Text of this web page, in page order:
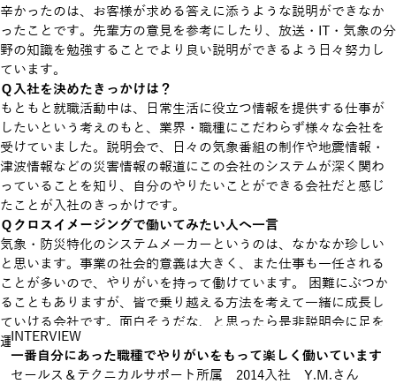
辛かったのは、お客様が求める答えに添うような説明ができなか
ったことです。先輩方の意見を参考にしたり、放送・IT・気象の分
野の知識を勉強することでより良い説明ができるよう日々努力し
ています。
Ｑ入社を決めたきっかけは？
もともと就職活動中は、日常生活に役立つ情報を提供する仕事が
したいという考えのもと、業界・職種にこだわらず様々な会社を
受けていました。説明会で、日々の気象番組の制作や地震情報・
津波情報などの災害情報の報道にこの会社のシステムが深く関わ
っていることを知り、自分のやりたいことができる会社だと感じ
たことが入社のきっかけです。
Ｑクロスイメージングで働いてみたい人へ一言
気象・防災特化のシステムメーカーというのは、なかなか珍しい
と思います。事業の社会的意義は大きく、また仕事も一任される
ことが多いので、やりがいを持って働けています。 困難にぶつか
ることもありますが、皆で乗り越える方法を考えて一緒に成長し
ていける会社です。面白そうだな、と思ったら是非説明会に足を
運んでみてください。一緒に働ける日を楽しみにしています。
INTERVIEW
一番自分にあった職種でやりがいをもって楽しく働いています
セールス＆テクニカルサポート所属 2014入社 Y.M.さん